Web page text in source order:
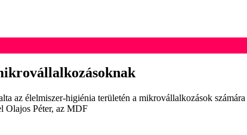
az élelmiszer-higiénia területén a mikrovállalkozások
Olajos Péter, az MDF